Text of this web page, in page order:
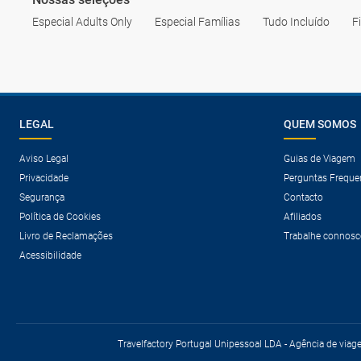
Especial Adults Only Especial Famílias Tudo Incluído
LEGAL
Aviso Legal
Privacidade
Segurança
Política de Cookies
Livro de Reclamações
Acessibilidade
QUEM SOMOS
Guias de Viagem
Perguntas
Contacto
Afiliados
Trabalhe
Travelfactory Portugal Unipessoal LDA - Agência de